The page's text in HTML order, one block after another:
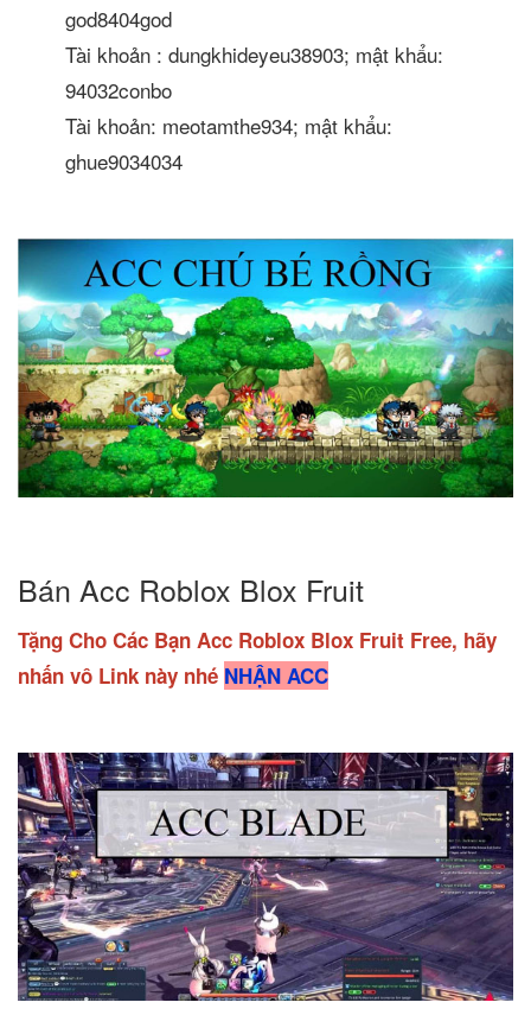
god8404god
Tài khoản : dungkhideyeu38903; mật khẩu:
94032conbo
Tài khoản: meotamthe934; mật khẩu:
ghue9034034
Bán Acc Roblox Blox Fruit
Tặng Cho Các Bạn Acc Roblox Blox Fruit Free, hãy
nhấn vô Link này nhé NHẬN ACC